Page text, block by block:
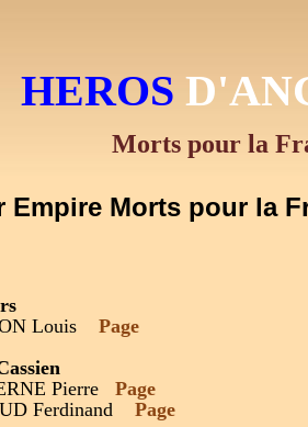
HEROS D'AN
Morts pour la
Empire Morts pour la
Louis Page
Pierre Page
Ferdinand Page